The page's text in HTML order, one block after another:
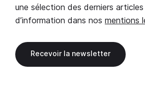
une sélection des derniers articles
d’information dans nos mentions